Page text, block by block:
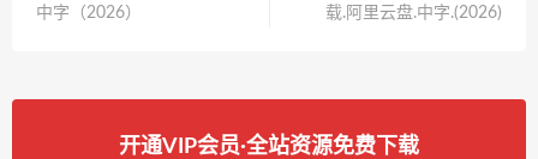
中字（2026）
载.阿里云盘.中字.(2026)
开通VIP会员·全站资源免费下载